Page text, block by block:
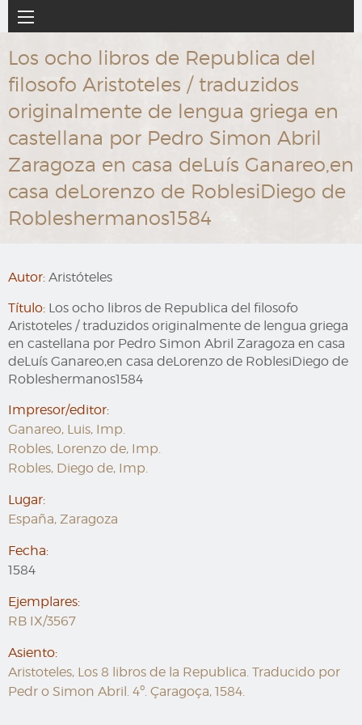
al
contenido
principal
Navegación
principal
Los ocho libros de Republica del
filosofo Aristoteles / traduzidos
originalmente de lengua griega en
castellana por Pedro Simon Abril
Zaragoza en casa deLuís Ganareo,en
casa deLorenzo de RoblesiDiego de
Robleshermanos1584
Autor: Aristóteles
Título: Los ocho libros de Republica del filosofo
Aristoteles / traduzidos originalmente de lengua griega
en castellana por Pedro Simon Abril Zaragoza en casa
deLuís Ganareo,en casa deLorenzo de RoblesiDiego de
Robleshermanos1584
Impresor/editor:
Ganareo, Luis, Imp.
Robles, Lorenzo de, Imp.
Robles, Diego de, Imp.
Lugar:
España, Zaragoza
Fecha:
1584
Ejemplares:
RB IX/3567
Asiento:
Aristoteles, Los 8 libros de la Republica. Traducido por
Pedr o Simon Abril. 4º. Çaragoça, 1584.